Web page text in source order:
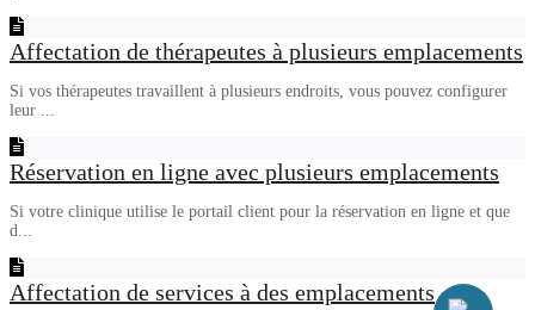
Affectation de thérapeutes à plusieurs emplacements
Si vos thérapeutes travaillent à plusieurs endroits, vous pouvez configurer
leur ...
Réservation en ligne avec plusieurs emplacements
Si votre clinique utilise le portail client pour la réservation en ligne et que
d...
Affectation de services à des emplacements